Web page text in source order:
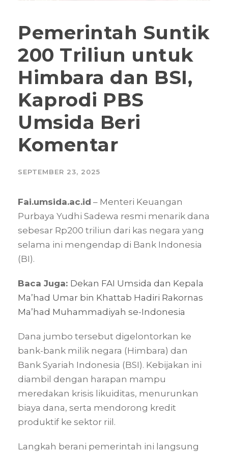
Pemerintah Suntik
200 Triliun untuk
Himbara dan BSI,
Kaprodi PBS
Umsida Beri
Komentar
SEPTEMBER 23, 2025
Fai.umsida.ac.id – Menteri Keuangan
Purbaya Yudhi Sadewa resmi menarik dana
sebesar Rp200 triliun dari kas negara yang
selama ini mengendap di Bank Indonesia
(BI).
Baca Juga: Dekan FAI Umsida dan Kepala
Ma’had Umar bin Khattab Hadiri Rakornas
Ma’had Muhammadiyah se-Indonesia
Dana jumbo tersebut digelontorkan ke
bank-bank milik negara (Himbara) dan
Bank Syariah Indonesia (BSI). Kebijakan ini
diambil dengan harapan mampu
meredakan krisis likuiditas, menurunkan
biaya dana, serta mendorong kredit
produktif ke sektor riil.
Langkah berani pemerintah ini langsung